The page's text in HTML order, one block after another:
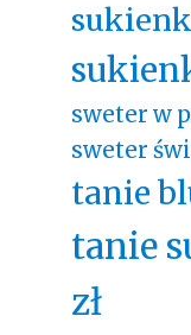
sweter w
sweter
tanie
tanie
zł